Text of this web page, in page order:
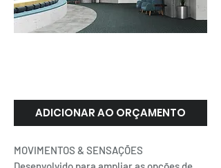
ADICIONAR AO ORÇAMENTO
MOVIMENTOS & SENSAÇÕES